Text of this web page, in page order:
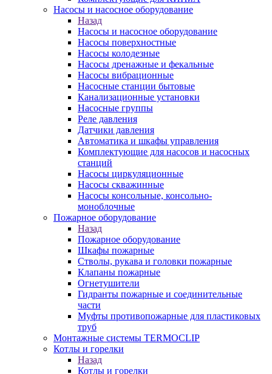
Насосы и насосное оборудование
Назад
Насосы и насосное оборудование
Насосы поверхностные
Насосы колодезные
Насосы дренажные и фекальные
Насосы вибрационные
Насосные станции бытовые
Канализационные установки
Насосные группы
Реле давления
Датчики давления
Автоматика и шкафы управления
Комплектующие для насосов и насосных
станций
Насосы циркуляционные
Насосы скважинные
Насосы консольные, консольно-
моноблочные
Пожарное оборудование
Назад
Пожарное оборудование
Шкафы пожарные
Стволы, рукава и головки пожарные
Клапаны пожарные
Огнетушители
Гидранты пожарные и соединительные
части
Муфты противопожарные для пластиковых
труб
Монтажные системы TERMOCLIP
Котлы и горелки
Назад
Котлы и горелки